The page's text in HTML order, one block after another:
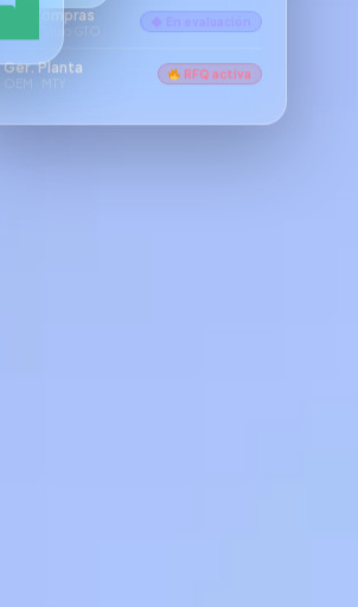
Dir. Compras
Tier 1 · Silao GTO
◆ En evaluación
Ger. Planta
OEM · MTY
RFQ activa